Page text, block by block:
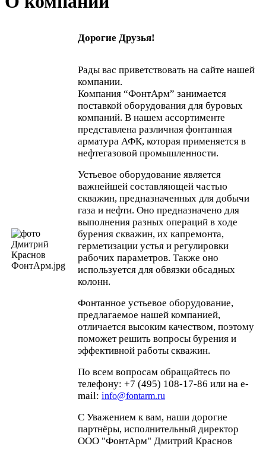
Дорогие Друзья!
Рады вас приветствовать на сайте нашей
компании.
Компания “ФонтАрм” занимается
поставкой оборудования для буровых
компаний. В нашем ассортименте
представлена различная фонтанная
арматура АФК, которая применяется в
нефтегазовой промышленности.
Устьевое оборудование является
важнейшей составляющей частью
скважин, предназначенных для добычи
газа и нефти. Оно предназначено для
выполнения разных операций в ходе
бурения скважин, их капремонта,
герметизации устья и регулировки
рабочих параметров. Также оно
используется для обвязки обсадных
колонн.
Фонтанное устьевое оборудование,
предлагаемое нашей компанией,
отличается высоким качеством, поэтому
поможет решить вопросы бурения и
эффективной работы скважин.
По всем вопросам обращайтесь по
телефону: +7 (495) 108-17-86 или на e-
mail: info@fontarm.ru
С Уважением к вам, наши дорогие
партнёры, исполнительный директор
ООО "ФонтАрм" Дмитрий Краснов